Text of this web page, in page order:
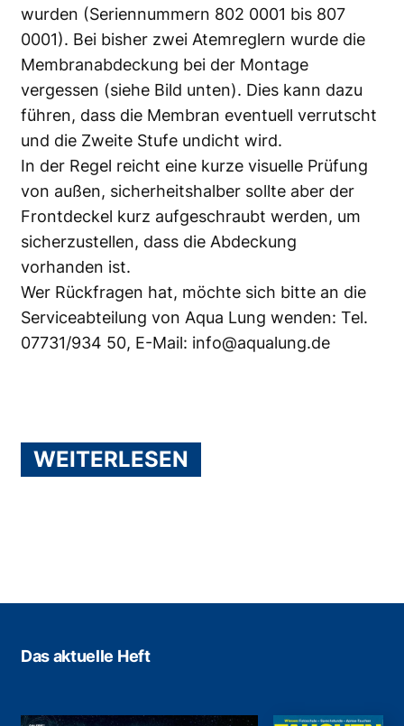
wurden (Seriennummern 802 0001 bis 807
0001). Bei bisher zwei Atemreglern wurde die
Membranabdeckung bei der Montage
vergessen (siehe Bild unten). Dies kann dazu
führen, dass die Membran eventuell verrutscht
und die Zweite Stufe undicht wird.
In der Regel reicht eine kurze visuelle Prüfung
von außen, sicherheitshalber sollte aber der
Frontdeckel kurz aufgeschraubt werden, um
sicherzustellen, dass die Abdeckung
vorhanden ist.
Wer Rückfragen hat, möchte sich bitte an die
Serviceabteilung von Aqua Lung wenden: Tel.
07731/934 50, E-Mail: info@aqualung.de
WEITERLESEN
Das aktuelle Heft